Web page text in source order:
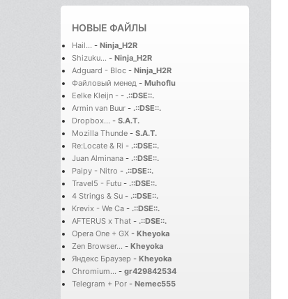
НОВЫЕ ФАЙЛЫ
Hail... - Ninja_H2R
Shizuku... - Ninja_H2R
Adguard - Bloc - Ninja_H2R
Файловый менед - Muhoflu
Eelke Kleijn - - .::DSE::.
Armin van Buur - .::DSE::.
Dropbox... - S.A.T.
Mozilla Thunde - S.A.T.
Re:Locate & Ri - .::DSE::.
Juan Alminana - .::DSE::.
Paipy - Nitro - .::DSE::.
Travel5 - Futu - .::DSE::.
4 Strings & Su - .::DSE::.
Krevix - We Ca - .::DSE::.
AFTERUS x That - .::DSE::.
Opera One + GX - Kheyoka
Zen Browser... - Kheyoka
Яндекс Браузер - Kheyoka
Chromium... - gr429842534
Telegram + Por - Nemec555